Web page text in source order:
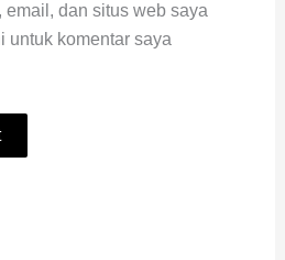
email, dan situs web saya
untuk komentar saya